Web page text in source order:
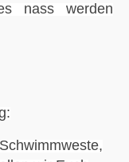
nass werden